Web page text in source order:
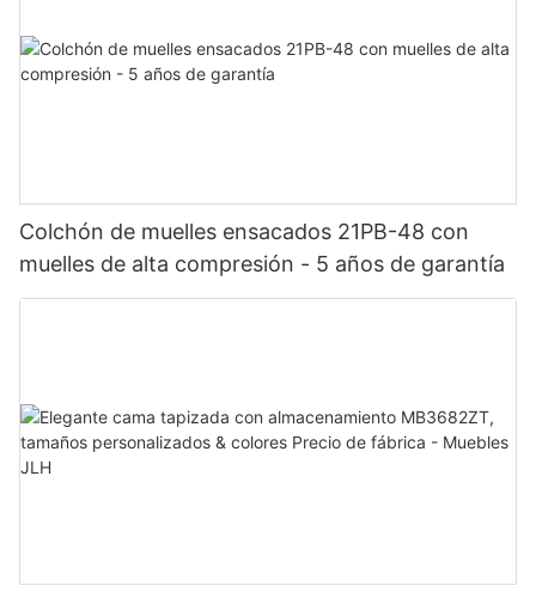
Colchón de muelles ensacados 21PB-48 con
muelles de alta compresión - 5 años de garantía